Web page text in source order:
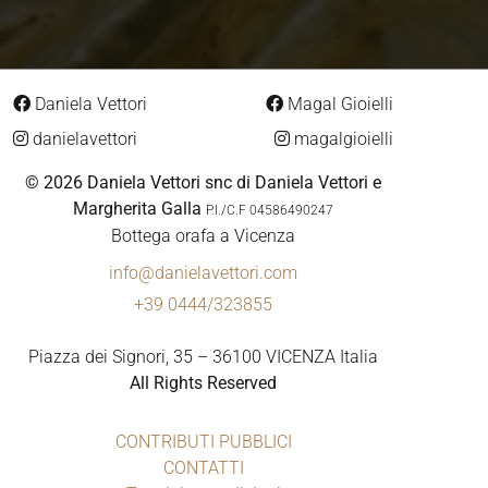
Daniela Vettori
danielavettori
Magal Gioielli
magalgioielli
© 2026 Daniela Vettori snc di Daniela Vettori e
Margherita Galla P.I./C.F 04586490247
Bottega orafa a Vicenza
info@danielavettori.com
+39 0444/323855
Piazza dei Signori, 35 – 36100 VICENZA Italia
All Rights Reserved
CONTRIBUTI PUBBLICI
CONTATTI